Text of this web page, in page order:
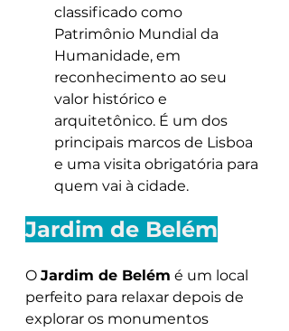
classificado como
Patrimônio Mundial da
Humanidade, em
reconhecimento ao seu
valor histórico e
arquitetônico. É um dos
principais marcos de Lisboa
e uma visita obrigatória para
quem vai à cidade.
Jardim de Belém
O Jardim de Belém é um local
perfeito para relaxar depois de
explorar os monumentos